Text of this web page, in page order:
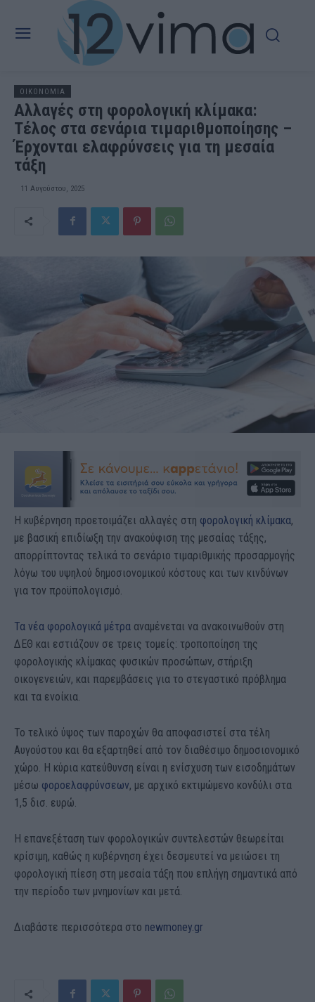
OIKONOMIA
Αλλαγές στη φορολογική κλίμακα:
Τέλος στα σενάρια τιμαριθμοποίησης –
Έρχονται ελαφρύνσεις για τη μεσαία
τάξη
11 Αυγούστου, 2025
Η κυβέρνηση προετοιμάζει αλλαγές στη φορολογική κλίμακα,
με βασική επιδίωξη την ανακούφιση της μεσαίας τάξης,
απορρίπτοντας τελικά το σενάριο τιμαριθμικής προσαρμογής
λόγω του υψηλού δημοσιονομικού κόστους και των κινδύνων
για τον προϋπολογισμό.
Τα νέα φορολογικά μέτρα αναμένεται να ανακοινωθούν στη
ΔΕΘ και εστιάζουν σε τρεις τομείς: τροποποίηση της
φορολογικής κλίμακας φυσικών προσώπων, στήριξη
οικογενειών, και παρεμβάσεις για το στεγαστικό πρόβλημα
και τα ενοίκια.
Το τελικό ύψος των παροχών θα αποφασιστεί στα τέλη
Αυγούστου και θα εξαρτηθεί από τον διαθέσιμο δημοσιονομικό
χώρο. Η κύρια κατεύθυνση είναι η ενίσχυση των εισοδημάτων
μέσω φοροελαφρύνσεων, με αρχικό εκτιμώμενο κονδύλι στα
1,5 δισ. ευρώ.
Η επανεξέταση των φορολογικών συντελεστών θεωρείται
κρίσιμη, καθώς η κυβέρνηση έχει δεσμευτεί να μειώσει τη
φορολογική πίεση στη μεσαία τάξη που επλήγη σημαντικά από
την περίοδο των μνημονίων και μετά.
Διαβάστε περισσότερα στο newmoney.gr